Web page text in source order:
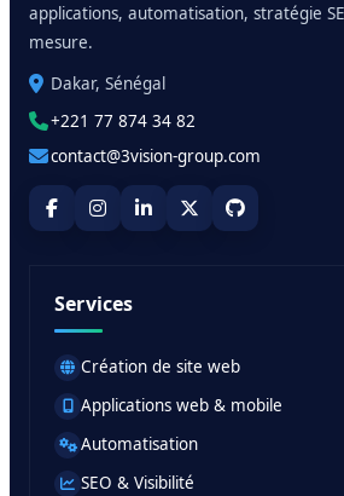
applications, automatisation, stratégie
mesure.
Dakar, Sénégal
+221 77 874 34 82
contact@3vision-group.com
Services
Création de site web
Applications web & mobile
Automatisation
SEO & Visibilité